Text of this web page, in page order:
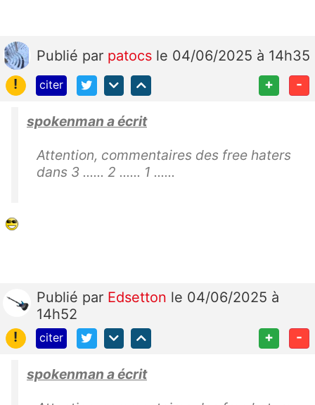
Publié par patocs le 04/06/2025 à 14h35
!
citer + -
spokenman a écrit
Attention, commentaires des free haters
dans 3 ...... 2 ...... 1 ......
Publié par Edsetton le 04/06/2025 à
14h52
!
citer + -
spokenman a écrit